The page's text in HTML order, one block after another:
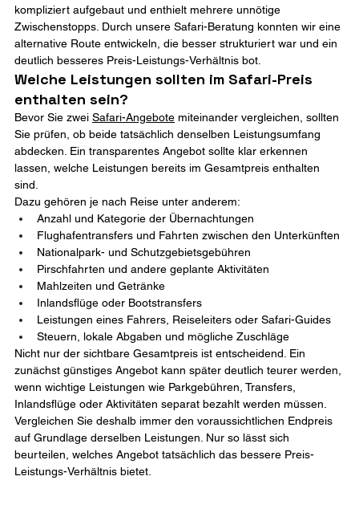
kompliziert aufgebaut und enthielt mehrere unnötige
Zwischenstopps. Durch unsere Safari-Beratung konnten wir eine
alternative Route entwickeln, die besser strukturiert war und ein
deutlich besseres Preis-Leistungs-Verhältnis bot.
Welche Leistungen sollten im Safari-Preis
enthalten sein?
Bevor Sie zwei Safari-Angebote miteinander vergleichen, sollten
Sie prüfen, ob beide tatsächlich denselben Leistungsumfang
abdecken. Ein transparentes Angebot sollte klar erkennen
lassen, welche Leistungen bereits im Gesamtpreis enthalten
sind.
Dazu gehören je nach Reise unter anderem:
Anzahl und Kategorie der Übernachtungen
Flughafentransfers und Fahrten zwischen den Unterkünften
Nationalpark- und Schutzgebietsgebühren
Pirschfahrten und andere geplante Aktivitäten
Mahlzeiten und Getränke
Inlandsflüge oder Bootstransfers
Leistungen eines Fahrers, Reiseleiters oder Safari-Guides
Steuern, lokale Abgaben und mögliche Zuschläge
Nicht nur der sichtbare Gesamtpreis ist entscheidend. Ein
zunächst günstiges Angebot kann später deutlich teurer werden,
wenn wichtige Leistungen wie Parkgebühren, Transfers,
Inlandsflüge oder Aktivitäten separat bezahlt werden müssen.
Vergleichen Sie deshalb immer den voraussichtlichen Endpreis
auf Grundlage derselben Leistungen. Nur so lässt sich
beurteilen, welches Angebot tatsächlich das bessere Preis-
Leistungs-Verhältnis bietet.